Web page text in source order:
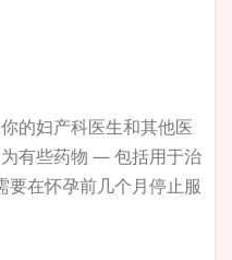
的妇产科医生和其他医
有些药物 — 包括用于治
在怀孕前几个月停止服